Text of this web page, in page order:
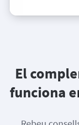
El
funciona